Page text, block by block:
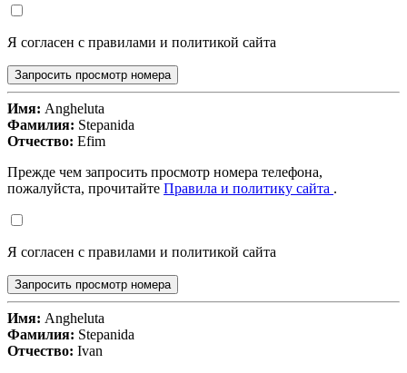
Я согласен с правилами и политикой сайта
Запросить просмотр номера
Имя: Angheluta
Фамилия: Stepanida
Отчество: Efim
Прежде чем запросить просмотр номера телефона,
пожалуйста, прочитайте Правила и политику сайта .
Я согласен с правилами и политикой сайта
Запросить просмотр номера
Имя: Angheluta
Фамилия: Stepanida
Отчество: Ivan